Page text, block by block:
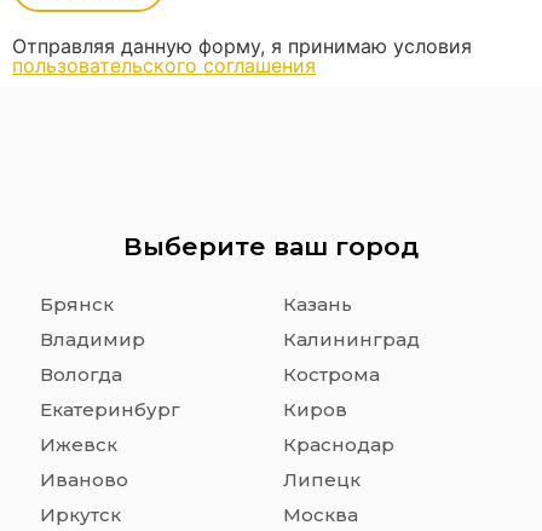
Отправляя данную форму, я принимаю условия
пользовательского соглашения
Выберите ваш город
Брянск
Владимир
Вологда
Екатеринбург
Ижевск
Иваново
Иркутск
Казань
Калининград
Кострома
Киров
Краснодар
Липецк
Москва